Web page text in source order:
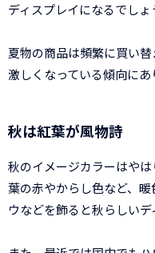
ディスプレイになるでしょ
夏物の商品は頻繁に買い
激しくなっている傾向にあ
秋は紅葉が風物詩
秋のイメージカラーはや
葉の赤やからし色など、
ウなどを飾ると秋らしいデ